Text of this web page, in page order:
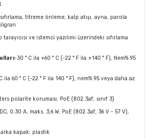
titreme önleme, kalp atışı, ayna, parola
ve istemci yazılımı üzerindeki sıfırlama
-30 ° C ila +60 ° C (-22 ° F ila +140 ° F), Nem% 95
ila 60 ° C (-22 ° F ila 140 ° F), nem% 95 veya daha az
ters polarite koruması; PoE (802.3af, sınıf 3)
0,30 A, maks. 3,6 W; PoE (802.3af, 36 V - 57 V),
kapak: plastik